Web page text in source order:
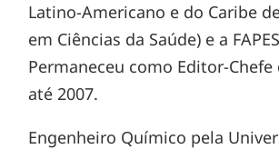
Latino-Americano e do Caribe
em Ciências da Saúde) e a
Permaneceu como Editor-
até 2007.
Engenheiro Químico pela